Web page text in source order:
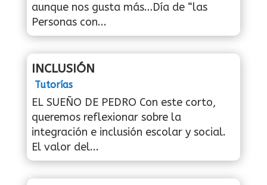
aunque nos gusta más…Día de “las
Personas con...
INCLUSIÓN
Tutorías
EL SUEÑO DE PEDRO Con este corto,
queremos reflexionar sobre la
integración e inclusión escolar y social.
El valor del...